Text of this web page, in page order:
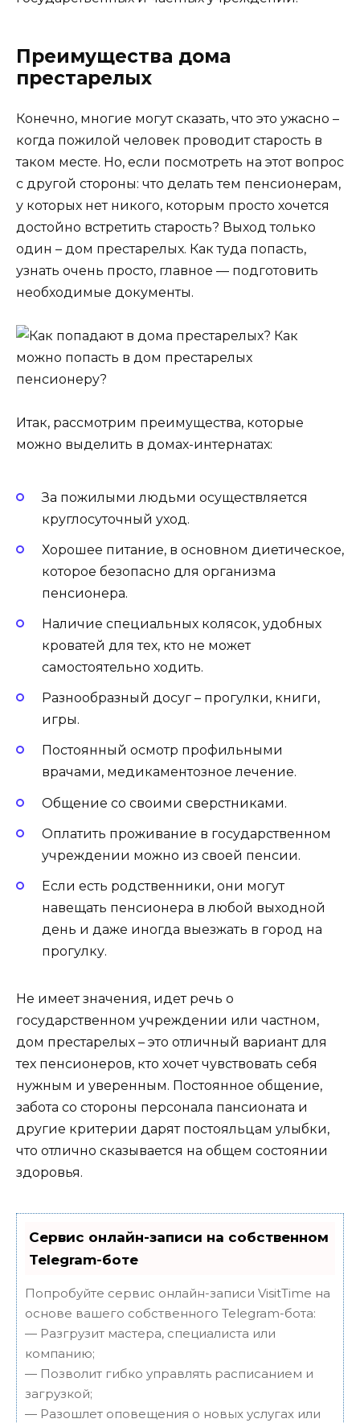
Преимущества дома
престарелых
Конечно, многие могут сказать, что это ужасно –
когда пожилой человек проводит старость в
таком месте. Но, если посмотреть на этот вопрос
с другой стороны: что делать тем пенсионерам,
у которых нет никого, которым просто хочется
достойно встретить старость? Выход только
один – дом престарелых. Как туда попасть,
узнать очень просто, главное — подготовить
необходимые документы.
Итак, рассмотрим преимущества, которые
можно выделить в домах-интернатах:
За пожилыми людьми осуществляется
круглосуточный уход.
Хорошее питание, в основном диетическое,
которое безопасно для организма
пенсионера.
Наличие специальных колясок, удобных
кроватей для тех, кто не может
самостоятельно ходить.
Разнообразный досуг – прогулки, книги,
игры.
Постоянный осмотр профильными
врачами, медикаментозное лечение.
Общение со своими сверстниками.
Оплатить проживание в государственном
учреждении можно из своей пенсии.
Если есть родственники, они могут
навещать пенсионера в любой выходной
день и даже иногда выезжать в город на
прогулку.
Не имеет значения, идет речь о
государственном учреждении или частном,
дом престарелых – это отличный вариант для
тех пенсионеров, кто хочет чувствовать себя
нужным и уверенным. Постоянное общение,
забота со стороны персонала пансионата и
другие критерии дарят постояльцам улыбки,
что отлично сказывается на общем состоянии
здоровья.
Сервис онлайн-записи на собственном
Telegram-боте
Попробуйте сервис онлайн-записи VisitTime на
основе вашего собственного Telegram-бота:
— Разгрузит мастера, специалиста или
компанию;
— Позволит гибко управлять расписанием и
загрузкой;
— Разошлет оповещения о новых услугах или